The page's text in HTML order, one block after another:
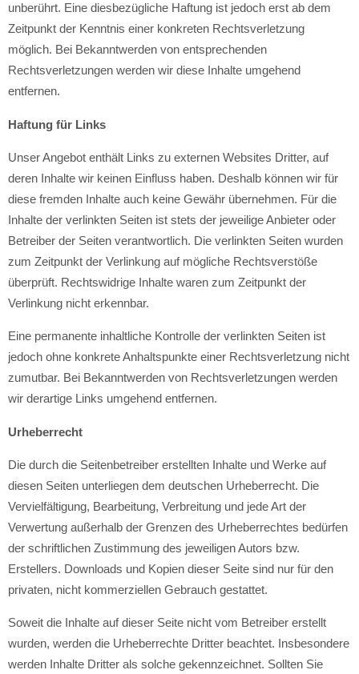
unberührt. Eine diesbezügliche Haftung ist jedoch erst ab dem
Zeitpunkt der Kenntnis einer konkreten Rechtsverletzung
möglich. Bei Bekanntwerden von entsprechenden
Rechtsverletzungen werden wir diese Inhalte umgehend
entfernen.
Haftung für Links
Unser Angebot enthält Links zu externen Websites Dritter, auf
deren Inhalte wir keinen Einfluss haben. Deshalb können wir für
diese fremden Inhalte auch keine Gewähr übernehmen. Für die
Inhalte der verlinkten Seiten ist stets der jeweilige Anbieter oder
Betreiber der Seiten verantwortlich. Die verlinkten Seiten wurden
zum Zeitpunkt der Verlinkung auf mögliche Rechtsverstöße
überprüft. Rechtswidrige Inhalte waren zum Zeitpunkt der
Verlinkung nicht erkennbar.
Eine permanente inhaltliche Kontrolle der verlinkten Seiten ist
jedoch ohne konkrete Anhaltspunkte einer Rechtsverletzung nicht
zumutbar. Bei Bekanntwerden von Rechtsverletzungen werden
wir derartige Links umgehend entfernen.
Urheberrecht
Die durch die Seitenbetreiber erstellten Inhalte und Werke auf
diesen Seiten unterliegen dem deutschen Urheberrecht. Die
Vervielfältigung, Bearbeitung, Verbreitung und jede Art der
Verwertung außerhalb der Grenzen des Urheberrechtes bedürfen
der schriftlichen Zustimmung des jeweiligen Autors bzw.
Erstellers. Downloads und Kopien dieser Seite sind nur für den
privaten, nicht kommerziellen Gebrauch gestattet.
Soweit die Inhalte auf dieser Seite nicht vom Betreiber erstellt
wurden, werden die Urheberrechte Dritter beachtet. Insbesondere
werden Inhalte Dritter als solche gekennzeichnet. Sollten Sie